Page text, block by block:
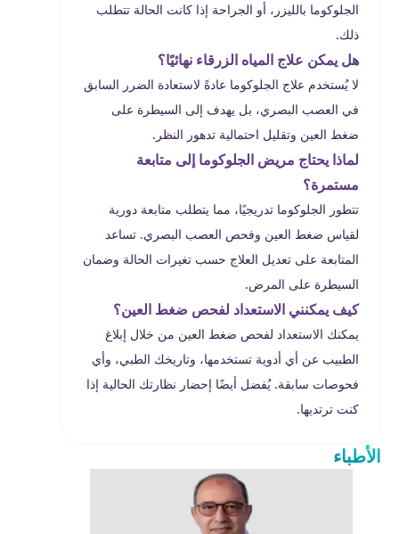
الجلوكوما بالليزر، أو الجراحة إذا كانت الحالة تتطلب
ذلك.
هل يمكن علاج المياه الزرقاء نهائيًا؟
لا يُستخدم علاج الجلوكوما عادةً لاستعادة الضرر السابق
في العصب البصري، بل يهدف إلى السيطرة على
ضغط العين وتقليل احتمالية تدهور النظر.
لماذا يحتاج مريض الجلوكوما إلى متابعة
مستمرة؟
تتطور الجلوكوما تدريجيًا، مما يتطلب متابعة دورية
لقياس ضغط العين وفحص العصب البصري. تساعد
المتابعة على تعديل العلاج حسب تغيرات الحالة وضمان
السيطرة على المرض.
كيف يمكنني الاستعداد لفحص ضغط العين؟
يمكنك الاستعداد لفحص ضغط العين من خلال إبلاغ
الطبيب عن أي أدوية تستخدمها، وتاريخك الطبي، وأي
فحوصات سابقة. يُفضل أيضًا إحضار نظارتك الحالية إذا
كنت ترتديها.
الأطباء